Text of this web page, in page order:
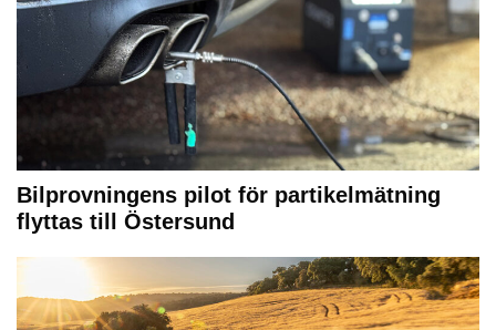
Bilprovningens pilot för partikelmätning
flyttas till Östersund